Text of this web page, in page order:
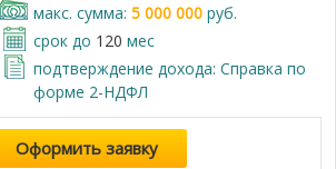
макс. сумма: 5 000 000руб.
срок до 120 мес
подтверждение дохода: Справка по
форме 2-НДФЛ
Оформить заявку